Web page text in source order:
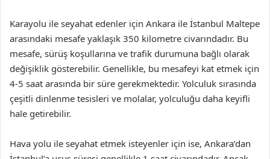
Karayolu ile seyahat edenler için Ankara ile İstanbul Maltepe
arasındaki mesafe yaklaşık 350 kilometre civarındadır. Bu
mesafe, sürüş koşullarına ve trafik durumuna bağlı olarak
değişiklik gösterebilir. Genellikle, bu mesafeyi kat etmek için
4-5 saat arasında bir süre gerekmektedir. Yolculuk sırasında
çeşitli dinlenme tesisleri ve molalar, yolculuğu daha keyifli
hale getirebilir.
Hava yolu ile seyahat etmek isteyenler için ise, Ankara’dan